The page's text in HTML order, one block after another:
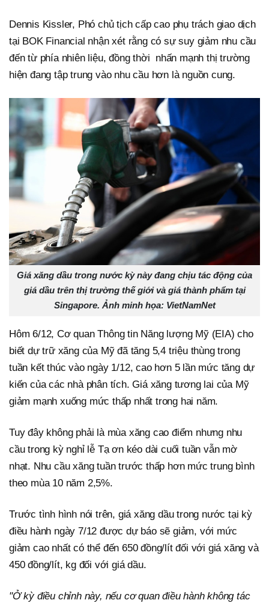
Dennis Kissler, Phó chủ tịch cấp cao phụ trách giao dịch
tại BOK Financial nhận xét rằng có sự suy giảm nhu cầu
đến từ phía nhiên liệu, đồng thời nhấn mạnh thị trường
hiện đang tập trung vào nhu cầu hơn là nguồn cung.
Giá xăng dầu trong nước kỳ này đang chịu tác động của
giá dầu trên thị trường thế giới và giá thành phẩm tại
Singapore. Ảnh minh họa: VietNamNet
Hôm 6/12, Cơ quan Thông tin Năng lượng Mỹ (EIA) cho
biết dự trữ xăng của Mỹ đã tăng 5,4 triệu thùng trong
tuần kết thúc vào ngày 1/12, cao hơn 5 lần mức tăng dự
kiến của các nhà phân tích. Giá xăng tương lai của Mỹ
giảm mạnh xuống mức thấp nhất trong hai năm.
Tuy đây không phải là mùa xăng cao điểm nhưng nhu
cầu trong kỳ nghỉ lễ Tạ ơn kéo dài cuối tuần vẫn mờ
nhạt. Nhu cầu xăng tuần trước thấp hơn mức trung bình
theo mùa 10 năm 2,5%.
Trước tình hình nói trên, giá xăng dầu trong nước tại kỳ
điều hành ngày 7/12 được dự báo sẽ giảm, với mức
giảm cao nhất có thể đến 650 đồng/lít đối với giá xăng và
450 đồng/lít, kg đối với giá dầu.
"Ở kỳ điều chỉnh này, nếu cơ quan điều hành không tác